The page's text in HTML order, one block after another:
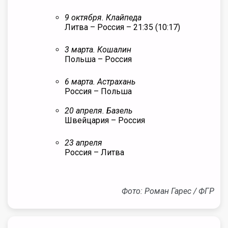
9 октября. Клайпеда
Литва – Россия – 21:35 (10:17)
3 марта. Кошалин
Польша – Россия
6 марта. Астрахань
Россия – Польша
20 апреля. Базель
Швейцария – Россия
23 апреля
Россия – Литва
Фото: Роман Гарес / ФГР